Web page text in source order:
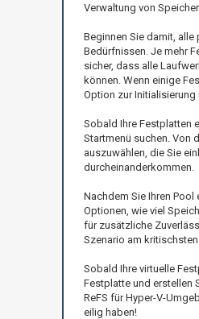
Verwaltung von
Beginnen Sie damit,
Bedürfnissen. Je mehr
sicher, dass alle
können. Wenn einige
Option zur Initialisierung
Sobald Ihre Festplatten
Startmenü suchen. Von
auszuwählen, die Sie
durcheinanderkommen.
Nachdem Sie Ihren
Optionen, wie viel
für zusätzliche
Szenario am kritischsten
Sobald Ihre virtuelle
Festplatte und erstellen
ReFS für Hyper-V-
eilig haben!